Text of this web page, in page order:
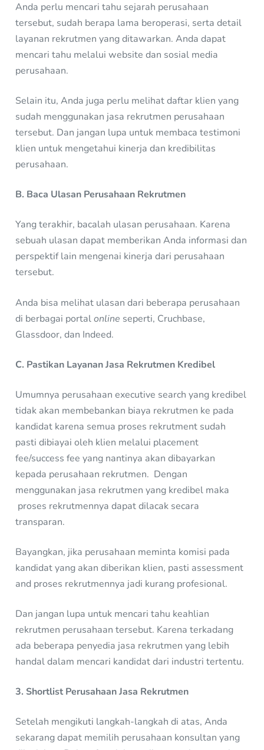
Anda perlu mencari tahu sejarah perusahaan
tersebut, sudah berapa lama beroperasi, serta detail
layanan rekrutmen yang ditawarkan. Anda dapat
mencari tahu melalui website dan sosial media
perusahaan.
Selain itu, Anda juga perlu melihat daftar klien yang
sudah menggunakan jasa rekrutmen perusahaan
tersebut. Dan jangan lupa untuk membaca testimoni
klien untuk mengetahui kinerja dan kredibilitas
perusahaan.
B. Baca Ulasan Perusahaan Rekrutmen
Yang terakhir, bacalah ulasan perusahaan. Karena
sebuah ulasan dapat memberikan Anda informasi dan
perspektif lain mengenai kinerja dari perusahaan
tersebut.
Anda bisa melihat ulasan dari beberapa perusahaan
di berbagai portalonline seperti, Cruchbase,
Glassdoor, dan Indeed.
C. Pastikan Layanan Jasa Rekrutmen Kredibel
Umumnya perusahaan executive search yang kredibel
tidak akan membebankan biaya rekrutmen ke pada
kandidat karena semua proses rekrutment sudah
pasti dibiayai oleh klien melalui placement
fee/success fee yang nantinya akan dibayarkan
kepada perusahaan rekrutmen. Dengan
menggunakan jasa rekrutmen yang kredibel maka
proses rekrutmennya dapat dilacak secara
transparan.
Bayangkan, jika perusahaan meminta komisi pada
kandidat yang akan diberikan klien, pasti assessment
and proses rekrutmennya jadi kurang profesional.
Dan jangan lupa untuk mencari tahu keahlian
rekrutmen perusahaan tersebut. Karena terkadang
ada beberapa penyedia jasa rekrutmen yang lebih
handal dalam mencari kandidat dari industri tertentu.
3. Shortlist Perusahaan Jasa Rekrutmen
Setelah mengikuti langkah-langkah di atas, Anda
sekarang dapat memilih perusahaan konsultan yang